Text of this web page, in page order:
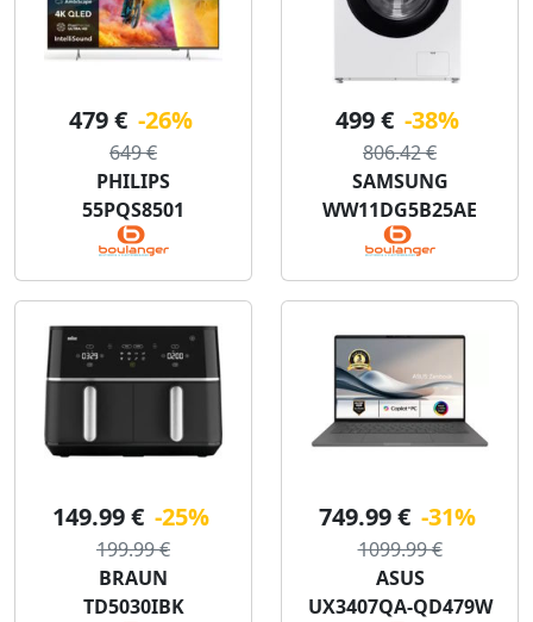
479 € -26%
649 €
PHILIPS
55PQS8501
499 € -38%
806.42 €
SAMSUNG
WW11DG5B25AE
149.99 € -25%
199.99 €
BRAUN
TD5030IBK
749.99 € -31%
1099.99 €
ASUS
UX3407QA-QD479W